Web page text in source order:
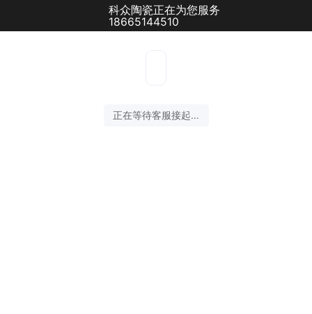
科众陶瓷正在为您服务
18665144510
正在等待客服接起...